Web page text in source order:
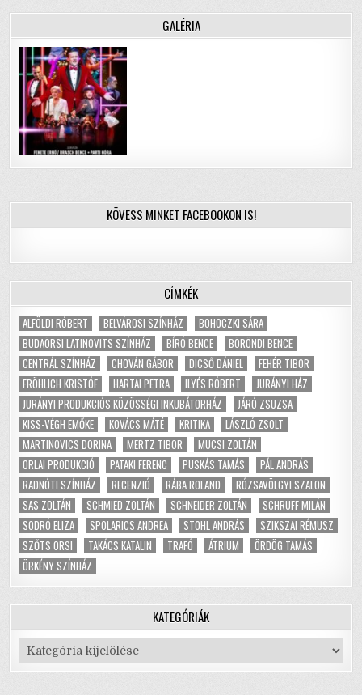
GALÉRIA
KÖVESS MINKET FACEBOOKON IS!
CÍMKÉK
ALFÖLDI RÓBERT BELVÁROSI SZÍNHÁZ
BOHOCZKI SÁRA
BUDAÖRSI LATINOVITS SZÍNHÁZ
BÍRÓ BENCE
BÖRÖNDI BENCE
CENTRÁL SZÍNHÁZ
CHOVÁN GÁBOR DICSŐ DÁNIEL
FEHÉR TIBOR
FRÖHLICH KRISTÓF
HARTAI PETRA ILYÉS RÓBERT
JURÁNYI HÁZ
JURÁNYI PRODUKCIÓS KÖZÖSSÉGI INKUBÁTORHÁZ
JÁRÓ ZSUZSA
KISS-VÉGH EMŐKE
KOVÁCS MÁTÉ KRITIKA
LÁSZLÓ ZSOLT
MARTINOVICS DORINA
MERTZ TIBOR
MUCSI ZOLTÁN
ORLAI PRODUKCIÓ
PATAKI FERENC PUSKÁS TAMÁS
PÁL ANDRÁS
RADNÓTI SZÍNHÁZ
RECENZIÓ RÁBA ROLAND
RÓZSAVÖLGYI SZALON
SAS ZOLTÁN
SCHMIED ZOLTÁN SCHNEIDER ZOLTÁN
SCHRUFF MILÁN
SODRÓ ELIZA
SPOLARICS ANDREA STOHL ANDRÁS
SZIKSZAI RÉMUSZ
SZŐTS ORSI
TAKÁCS KATALIN TRAFÓ ÁTRIUM
ÖRDÖG TAMÁS
ÖRKÉNY SZÍNHÁZ
KATEGÓRIÁK
Kategóriák